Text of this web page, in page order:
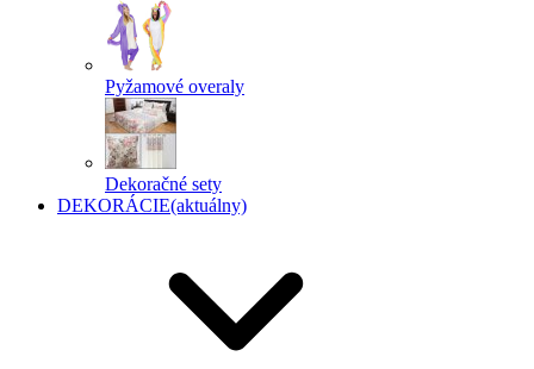
Pyžamové overaly
Dekoračné sety
DEKORÁCIE(aktuálny)